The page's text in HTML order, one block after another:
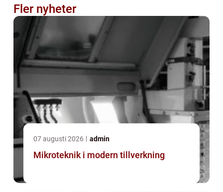
Fler nyheter
07 augusti 2026 admin
Mikroteknik i modern tillverkning